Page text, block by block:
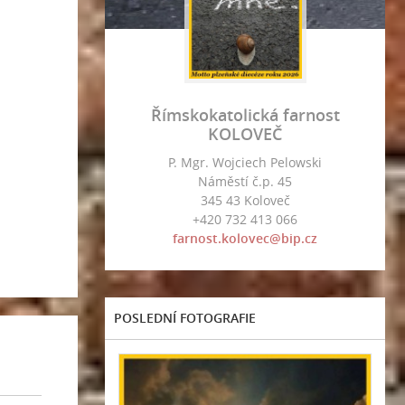
Římskokatolická farnost
KOLOVEČ
P. Mgr. Wojciech Pelowski
Náměstí č.p. 45
345 43 Koloveč
+420 732 413 066
farnost.kolovec@bip.cz
POSLEDNÍ FOTOGRAFIE